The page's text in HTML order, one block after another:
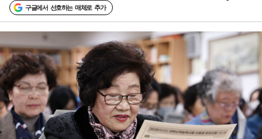
구글에서 선호하는 매체로 추가